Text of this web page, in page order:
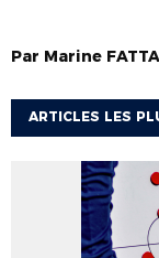
Par Marine FATTA
ARTICLES LES